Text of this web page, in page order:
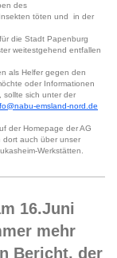
des
töten und in der
die Stadt Papenburg
weitestgehend entfallen
als Helfer gegen den
oder Informationen
sollte sich unter der
emsland-nord.de
der Homepage der AG
dort auch über unser
Werkstätten.
16.Juni
mehr
Bericht, der